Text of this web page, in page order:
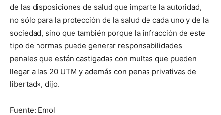
de las disposiciones de salud que imparte la autoridad,
no sólo para la protección de la salud de cada uno y de la
sociedad, sino que también porque la infracción de este
tipo de normas puede generar responsabilidades
penales que están castigadas con multas que pueden
llegar a las 20 UTM y además con penas privativas de
libertad», dijo.
Fuente: Emol